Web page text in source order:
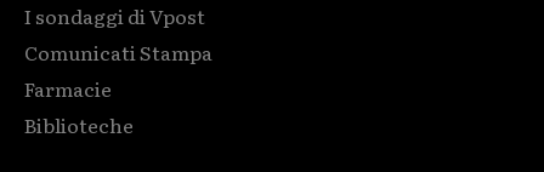
I sondaggi di Vpost
Comunicati Stampa
Farmacie
Biblioteche